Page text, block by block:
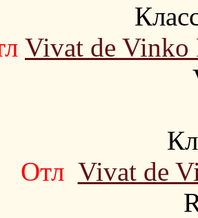
Vivat de Vinko
Отл Vivat de